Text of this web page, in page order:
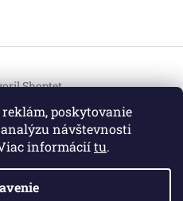
reklám, poskytovanie
návštevnosti
informáciítu.
Shoptet
. Všetky práva vyhradené.
cookies